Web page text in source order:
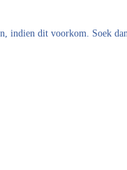
indien dit voorkom. Soek